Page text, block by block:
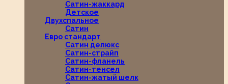
Сатин-жаккард
Детское
Двухспальное
Сатин
Евро стандарт
Сатин делюкс
Сатин-страйп
Сатин-фланель
Сатин-тенсел
Сатин-жатый шелк